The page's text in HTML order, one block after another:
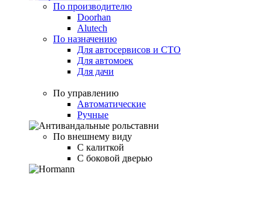
По производителю
Doorhan
Alutech
По назначению
Для автосервисов и СТО
Для автомоек
Для дачи
По управлению
Автоматические
Ручные
По внешнему виду
С калиткой
С боковой дверью